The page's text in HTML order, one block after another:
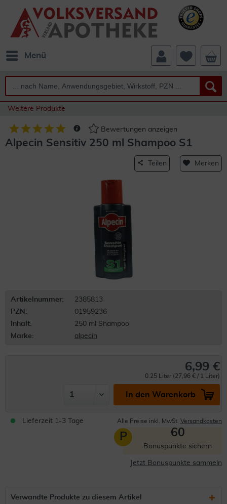
Menü
Weitere Produkte
Bewertungen anzeigen
Alpecin Sensitiv 250 ml Shampoo S1
Teilen Merken
Artikelnummer:
2385813
PZN:
01959236
Inhalt:
250 ml Shampoo
Marke:
alpecin
6,99 €
0.25 Liter (27,96 € / 1 Liter)
In den Warenkorb
Lieferzeit 1-3 Tage Alle Preise inkl. MwSt. Versandkosten
P 60
Bonuspunkte sichern
Jetzt Bonuspunkte sammeln
Verwandte Produkte zu diesem Artikel